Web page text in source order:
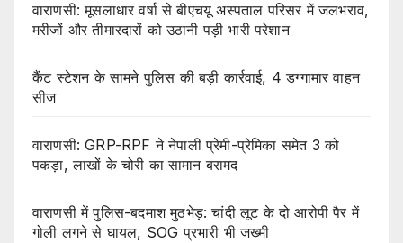
वाराणसी: मूसलाधार वर्षा से बीएचयू अस्पताल परिसर में जलभराव,
मरीजों और तीमारदारों को उठानी पड़ी भारी परेशान
कैंट स्टेशन के सामने पुलिस की बड़ी कार्रवाई, 4 डग्गामार वाहन
सीज
वाराणसी: GRP-RPF ने नेपाली प्रेमी-प्रेमिका समेत 3 को
पकड़ा, लाखों के चोरी का सामान बरामद
वाराणसी में पुलिस-बदमाश मुठभेड़: चांदी लूट के दो आरोपी पैर में
गोली लगने से घायल, SOG प्रभारी भी जख्मी